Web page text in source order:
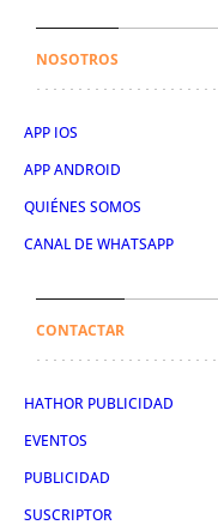
NOSOTROS
APP IOS
APP ANDROID
QUIÉNES SOMOS
CANAL DE WHATSAPP
CONTACTAR
HATHOR PUBLICIDAD
EVENTOS
PUBLICIDAD
SUSCRIPTOR